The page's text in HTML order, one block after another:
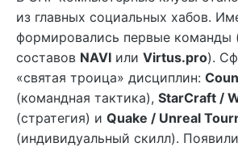
из главных социальных хабов.
формировались первые команды
составов NAVI или Virtus.pro).
«святая троица» дисциплин:
(командная тактика), StarCraft /
(стратегия) и Quake / Unreal
(индивидуальный скилл).